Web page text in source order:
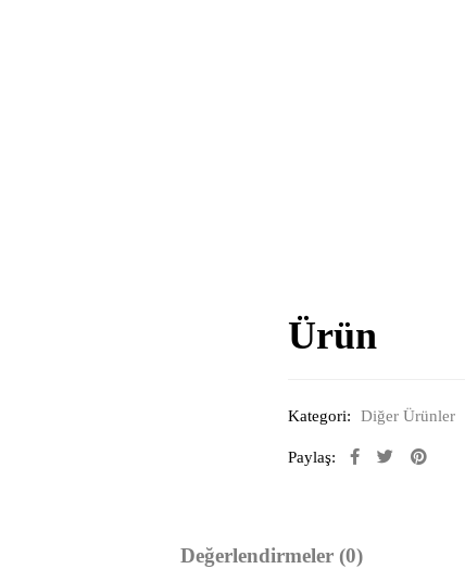
Ürün
Kategori: Diğer Ürünler
Paylaş:
Değerlendirmeler (0)